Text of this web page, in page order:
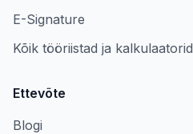
E-Signature
Kõik tööriistad ja kalkulaatorid
Ettevõte
Blogi